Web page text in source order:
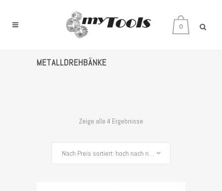
0
METALLDREHBÄNKE
Zeige alle 4 Ergebnisse
Nach Preis sortiert: hoch nach niedrig